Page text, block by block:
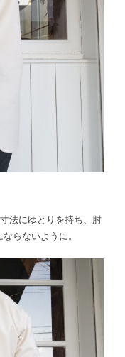
法にゆとりを持ち、肘
らないように。